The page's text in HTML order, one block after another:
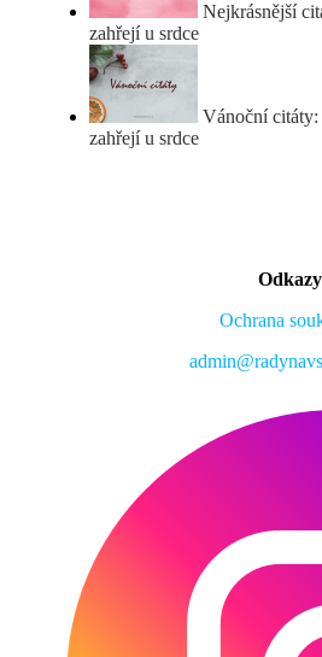
Nejkrásnější
zahřejí u srdce
Vánoční citáty:
zahřejí u srdce
Odkazy
Ochrana